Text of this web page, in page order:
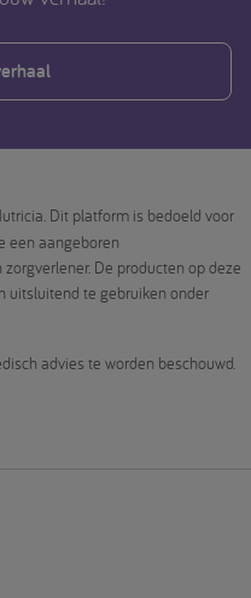
Dit platform is bedoeld voor
een aangeboren
De producten op deze
uitsluitend te gebruiken onder
advies te worden beschouwd.